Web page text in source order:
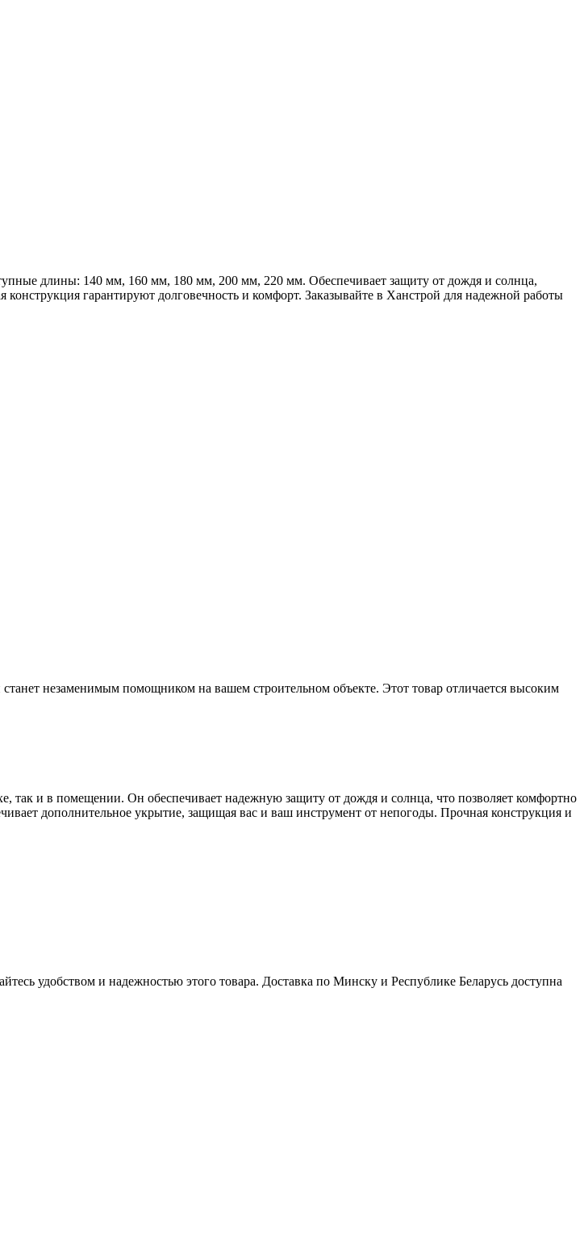
длины: 140 мм, 160 мм, 180 мм, 200 мм, 220 мм. Обеспечивает защиту от дождя и солнца,
гарантируют долговечность и комфорт. Заказывайте в Ханстрой для надежной работы
незаменимым помощником на вашем строительном объекте. Этот товар отличается высоким
так и в помещении. Он обеспечивает надежную защиту от дождя и солнца, что позволяет комфортно
дополнительное укрытие, защищая вас и ваш инструмент от непогоды. Прочная конструкция и
удобством и надежностью этого товара. Доставка по Минску и Республике Беларусь доступна